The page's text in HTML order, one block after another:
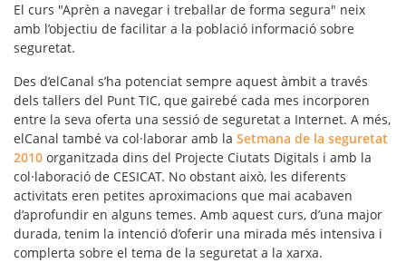
El curs "Aprèn a navegar i treballar de forma segura" neix
amb l’objectiu de facilitar a la població informació sobre
seguretat.
Des d’elCanal s’ha potenciat sempre aquest àmbit a través
dels tallers del Punt TIC, que gairebé cada mes incorporen
entre la seva oferta una sessió de seguretat a Internet. A més,
elCanal també va col·laborar amb la Setmana de la seguretat
2010 organitzada dins del Projecte Ciutats Digitals i amb la
col·laboració de CESICAT. No obstant això, les diferents
activitats eren petites aproximacions que mai acabaven
d’aprofundir en alguns temes. Amb aquest curs, d’una major
durada, tenim la intenció d’oferir una mirada més intensiva i
complerta sobre el tema de la seguretat a la xarxa.